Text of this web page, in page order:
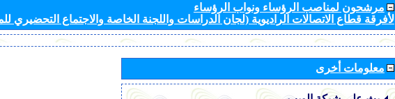
مرشحون لمناصب الرؤساء ونواب الرؤساء
لأفرقة قطاع الاتصالات الراديوية (لجان الدراسات واللجنة الخاصة والاجتماع التحضيري
معلومات أخرى